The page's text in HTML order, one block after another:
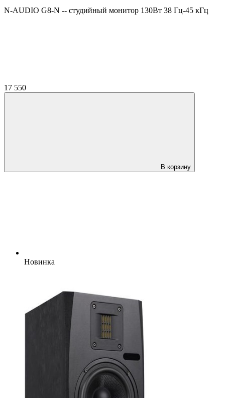
N-AUDIO G8-N -- студийный монитор 130Вт 38 Гц-45 кГц
17 550
В корзину
Новинка